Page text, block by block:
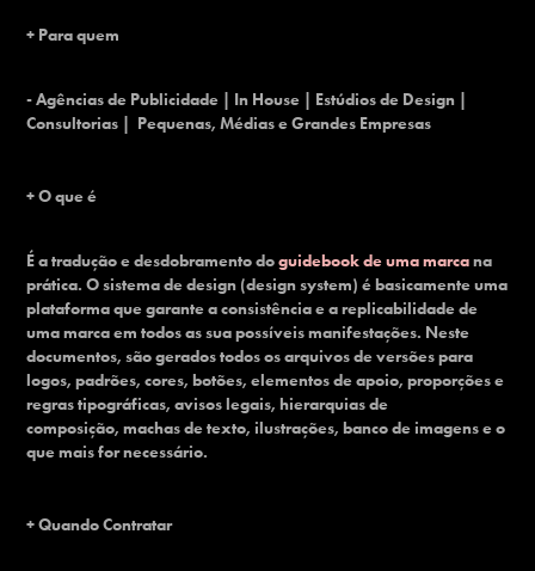
+ Para quem
- Agências de Publicidade | In House | Estúdios de Design |
Consultorias | Pequenas, Médias e Grandes Empresas
+ O que é
É a tradução e desdobramento doguidebook de uma marcana
prática. O sistema de design (design system) é basicamente uma
plataforma que garante a consistência e a replicabilidade de
uma marca em todos as sua possíveis manifestações. Neste
documentos, são gerados todos os arquivos de versões para
logos, padrões, cores, botões, elementos de apoio, proporções e
regras tipográficas, avisos legais, hierarquias de
composição, machas de texto, ilustrações, banco de imagens e o
que mais for necessário.
+ Quando Contratar